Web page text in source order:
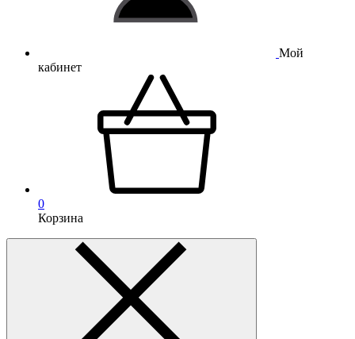
Мой
кабинет
0
Корзина